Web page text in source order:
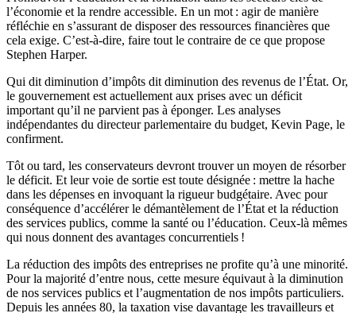
l’économie et la rendre accessible. En un mot : agir de manière
réfléchie en s’assurant de disposer des ressources financières que
cela exige. C’est-à-dire, faire tout le contraire de ce que propose
Stephen Harper.
Qui dit diminution d’impôts dit diminution des revenus de l’État. Or,
le gouvernement est actuellement aux prises avec un déficit
important qu’il ne parvient pas à éponger. Les analyses
indépendantes du directeur parlementaire du budget, Kevin Page, le
confirment.
Tôt ou tard, les conservateurs devront trouver un moyen de résorber
le déficit. Et leur voie de sortie est toute désignée : mettre la hache
dans les dépenses en invoquant la rigueur budgétaire. Avec pour
conséquence d’accélérer le démantèlement de l’État et la réduction
des services publics, comme la santé ou l’éducation. Ceux-là mêmes
qui nous donnent des avantages concurrentiels !
La réduction des impôts des entreprises ne profite qu’à une minorité.
Pour la majorité d’entre nous, cette mesure équivaut à la diminution
de nos services publics et l’augmentation de nos impôts particuliers.
Depuis les années 80, la taxation vise davantage les travailleurs et